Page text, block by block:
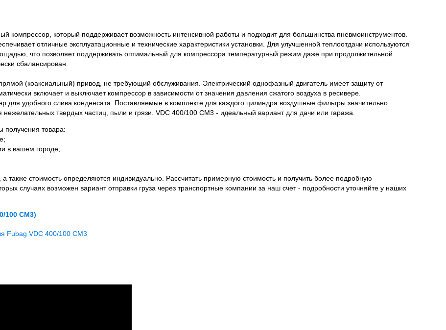
который поддерживает возможность интенсивной работы и подходит для большинства пневмоинструментов.
отличные эксплуатационные и технические характеристики установки. Для улучшенной теплоотдачи используются
что позволяет поддерживать оптимальный для компрессора температурный режим даже при продолжительной
сбалансирован.
(коаксиальный) привод, не требующий обслуживания. Электрический однофазный двигатель имеет защиту от
включает и выключает компрессор в зависимости от значения давления сжатого воздуха в ресивере.
для удобного слива конденсата. Поставляемые в комплекте для каждого цилиндра воздушные фильтры значительно
твердых частиц, пыли и грязи. VDC 400/100 CM3 - идеальный вариант для дачи или гаража.
получения товара:
в вашем городе;
а также стоимость определяются индивидуально. Рассчитать примерную стоимость и получить более подробную
случаях возможен вариант отправки груза через транспортные компании за наш счет - подробности уточняйте у наших
100 CM3)
Fubag VDC 400/100 CM3